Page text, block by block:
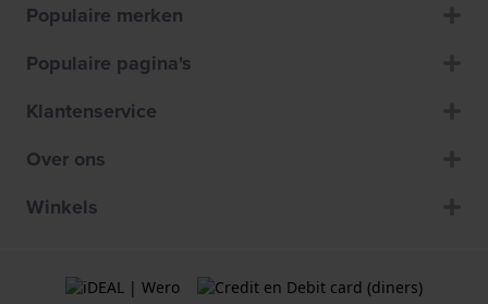
Populaire merken
Populaire pagina's
Klantenservice
Over ons
Winkels